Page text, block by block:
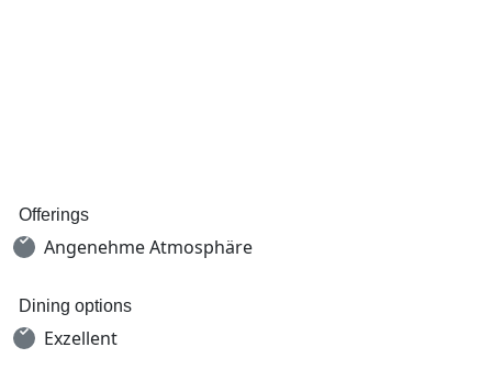
Offerings
Angenehme Atmosphäre
Dining options
Exzellent